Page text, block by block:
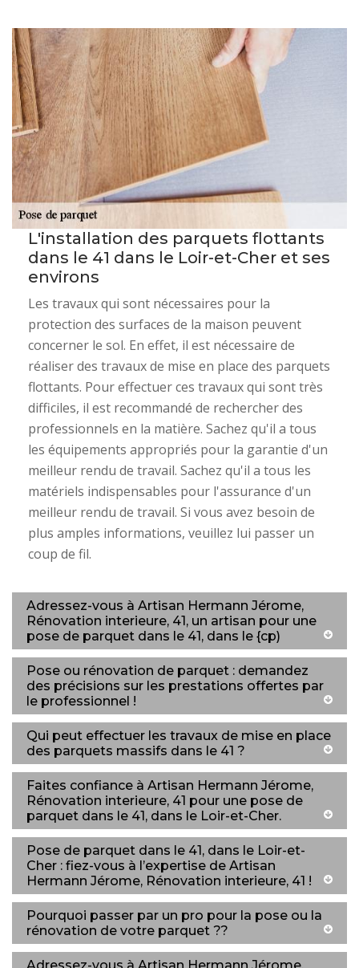
L'installation des parquets flottants
dans le 41 dans le Loir-et-Cher et ses
environs
Les travaux qui sont nécessaires pour la
protection des surfaces de la maison peuvent
concerner le sol. En effet, il est nécessaire de
réaliser des travaux de mise en place des parquets
flottants. Pour effectuer ces travaux qui sont très
difficiles, il est recommandé de rechercher des
professionnels en la matière. Sachez qu'il a tous
les équipements appropriés pour la garantie d'un
meilleur rendu de travail. Sachez qu'il a tous les
matériels indispensables pour l'assurance d'un
meilleur rendu de travail. Si vous avez besoin de
plus amples informations, veuillez lui passer un
coup de fil.
Adressez-vous à Artisan Hermann Jérome,
Rénovation interieure, 41, un artisan pour une
pose de parquet dans le 41, dans le {cp)
Pose ou rénovation de parquet : demandez
des précisions sur les prestations offertes par
le professionnel !
Qui peut effectuer les travaux de mise en place
des parquets massifs dans le 41 ?
Faites confiance à Artisan Hermann Jérome,
Rénovation interieure, 41 pour une pose de
parquet dans le 41, dans le Loir-et-Cher.
Pose de parquet dans le 41, dans le Loir-et-
Cher : fiez-vous à l’expertise de Artisan
Hermann Jérome, Rénovation interieure, 41 !
Pourquoi passer par un pro pour la pose ou la
rénovation de votre parquet ??